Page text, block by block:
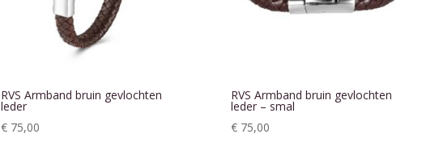
RVS Armband bruin gevlochten
leder
€75,00
RVS Armband bruin gevlochten
leder – smal
€75,00